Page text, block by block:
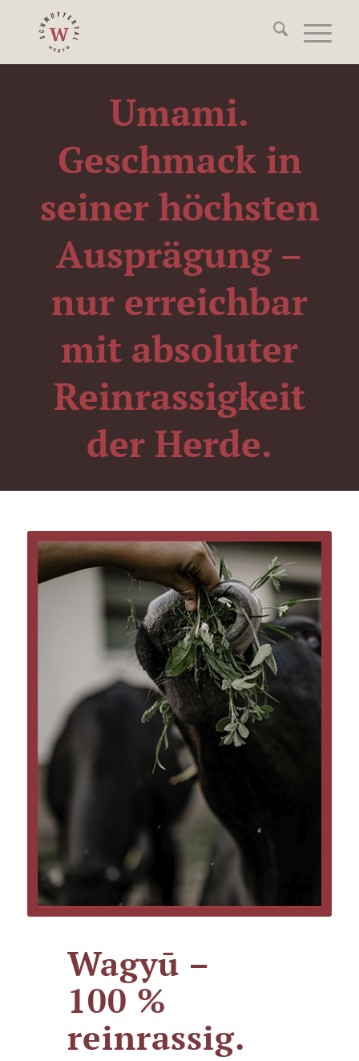
Umami.
Geschmack in
seiner höchsten
Ausprägung –
nur erreichbar
mit absoluter
Reinrassigkeit
der Herde.
Wagyū –
100 %
reinrassig.